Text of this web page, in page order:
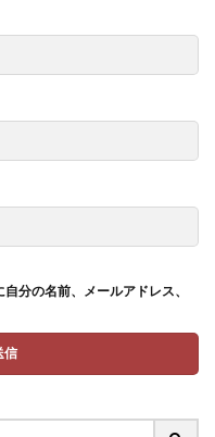
分の名前、メールアドレス、